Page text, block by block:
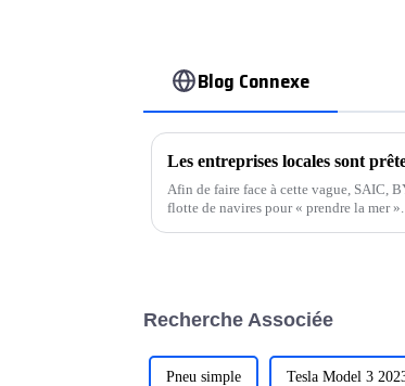
Blog Connexe
Afin de faire face à cette vague, SAIC,
flotte de navires pour « prendre la mer
Recherche Associée
Pneu simple Tesla Model 3